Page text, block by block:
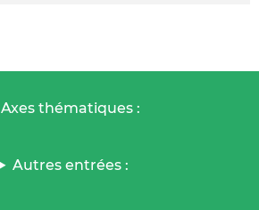
Axes thématiques :
Autres entrées :